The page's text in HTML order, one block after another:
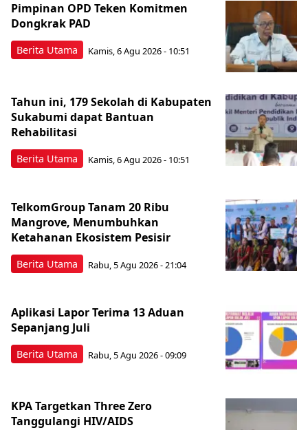
Berita Utama
Pimpinan OPD Teken Komitmen
Dongkrak PAD
Kamis, 6 Agu 2026 - 10:51
Berita Utama
Tahun ini, 179 Sekolah di Kabupaten
Sukabumi dapat Bantuan
Rehabilitasi
Kamis, 6 Agu 2026 - 10:51
Berita Utama
TelkomGroup Tanam 20 Ribu
Mangrove, Menumbuhkan
Ketahanan Ekosistem Pesisir
Rabu, 5 Agu 2026 - 21:04
Berita Utama
Aplikasi Lapor Terima 13 Aduan
Sepanjang Juli
Rabu, 5 Agu 2026 - 09:09
KPA Targetkan Three Zero
Tanggulangi HIV/AIDS